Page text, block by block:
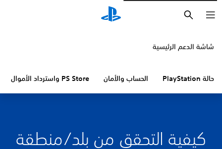
شاشة الدعم الرئيسية
حالة PlayStation الحساب والأمان PS Store واسترداد الأموال
كيفية التحقق من بلد/منطقة